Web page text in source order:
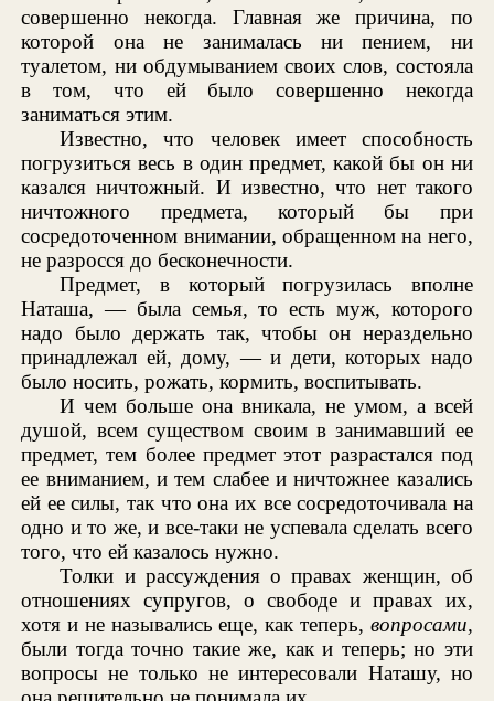
совершенно некогда. Главная же причина, по
которой она не занималась ни пением, ни
туалетом, ни обдумыванием своих слов, состояла
в том, что ей было совершенно некогда
заниматься этим.
Известно, что человек имеет способность
погрузиться весь в один предмет, какой бы он ни
казался ничтожный. И известно, что нет такого
ничтожного предмета, который бы при
сосредоточенном внимании, обращенном на него,
не разросся до бесконечности.
Предмет, в который погрузилась вполне
Наташа, — была семья, то есть муж, которого
надо было держать так, чтобы он нераздельно
принадлежал ей, дому, — и дети, которых надо
было носить, рожать, кормить, воспитывать.
И чем больше она вникала, не умом, а всей
душой, всем существом своим в занимавший ее
предмет, тем более предмет этот разрастался под
ее вниманием, и тем слабее и ничтожнее казались
ей ее силы, так что она их все сосредоточивала на
одно и то же, и все-таки не успевала сделать всего
того, что ей казалось нужно.
Толки и рассуждения о правах женщин, об
отношениях супругов, о свободе и правах их,
хотя и не назывались еще, как теперь, вопросами,
были тогда точно такие же, как и теперь; но эти
вопросы не только не интересовали Наташу, но